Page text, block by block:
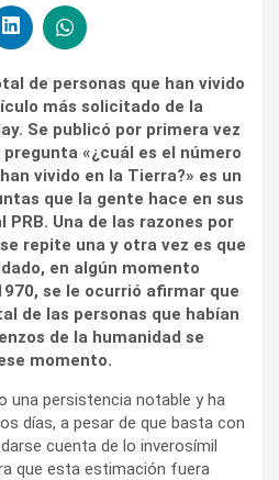
de personas que han vivido
más solicitado de la
Se publicó por primera vez
«¿cuál es el número
vivido en la Tierra?» es un
que la gente hace en sus
Una de las razones por
repite una y otra vez es que
en algún momento
se le ocurrió afirmar que
de las personas que habían
de la humanidad se
momento.
una persistencia notable y ha
días, a pesar de que basta con
cuenta de lo inverosímil
que esta estimación fuera